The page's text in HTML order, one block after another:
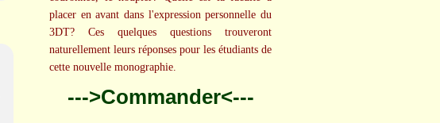
placer en avant dans l'expression personnelle du
3DT? Ces quelques questions trouveront
naturellement leurs réponses pour les étudiants de
cette nouvelle monographie.
--->Commander<---